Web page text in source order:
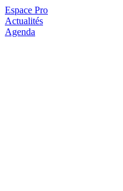
Espace Pro
Actualités
Agenda